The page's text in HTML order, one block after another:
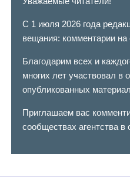
С 1 июля 2026 года
вещания: комментарии
Благодарим всех и
многих лет участвовал в
опубликованных
Приглашаем вас
сообществах агентства в